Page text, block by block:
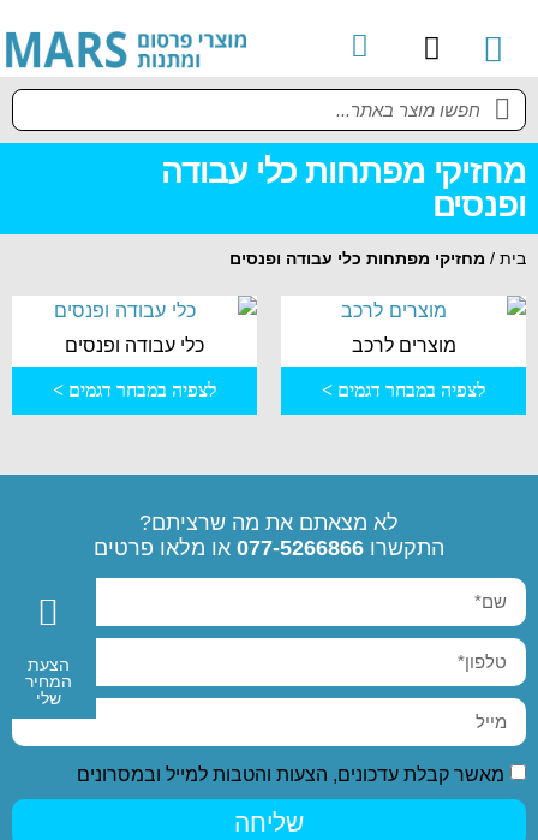
מחזיקי מפתחות כלי עבודה
ופנסים
בית / מחזיקי מפתחות כלי עבודה ופנסים
מוצרים לרכב
לצפיה במבחר דגמים >
כלי עבודה ופנסים
לצפיה במבחר דגמים >
לא מצאתם את מה שרציתם?
התקשרו 077-5266866 או מלאו פרטים
מאשר קבלת עדכונים, הצעות והטבות למייל ובמסרונים
שליחה
הצעת
המחיר
שלי